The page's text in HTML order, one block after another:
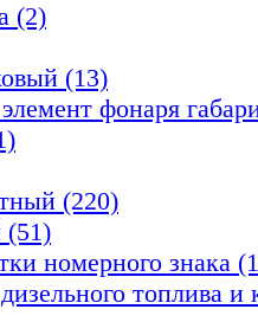
(2)
(13)
фонаря
(220)
(51)
номерного знака
топлива